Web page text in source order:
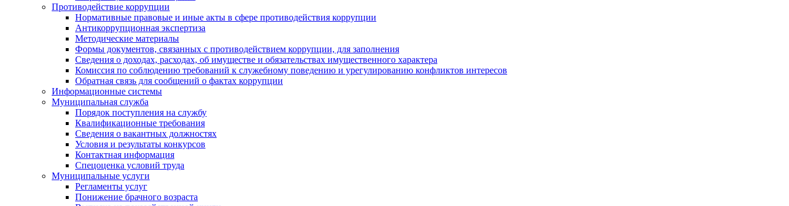
Противодействие коррупции
Нормативные правовые и иные акты в сфере противодействия коррупции
Антикоррупционная экспертиза
Методические материалы
Формы документов, связанных с противодействием коррупции, для заполнения
Сведения о доходах, расходах, об имуществе и обязательствах имущественного характера
Комиссия по соблюдению требований к служебному поведению и урегулированию конфликтов интересов
Обратная связь для сообщений о фактах коррупции
Информационные системы
Муниципальная служба
Порядок поступления на службу
Квалификационные требования
Сведения о вакантных должностях
Условия и результаты конкурсов
Контактная информация
Спецоценка условий труда
Муниципальные услуги
Регламенты услуг
Понижение брачного возраста